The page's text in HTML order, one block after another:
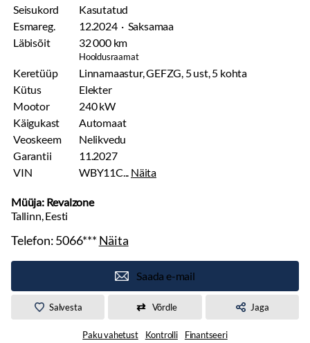
Seisukord
Kasutatud
Esmareg.
12.2024 · Saksamaa
Läbisõit
32 000 km
Hooldusraamat
Keretüüp
Linnamaastur, GEFZG, 5 ust, 5 kohta
Kütus
Elekter
Mootor
240 kW
Käigukast
Automaat
Veoskeem
Nelikvedu
Garantii
11.2027
VIN
WBY11C... Näita
Müüja: Revalzone
Tallinn, Eesti
Telefon:5066***Näita
Saada e-mail
Salvesta Võrdle Jaga
Paku vahetust Kontrolli Finantseeri